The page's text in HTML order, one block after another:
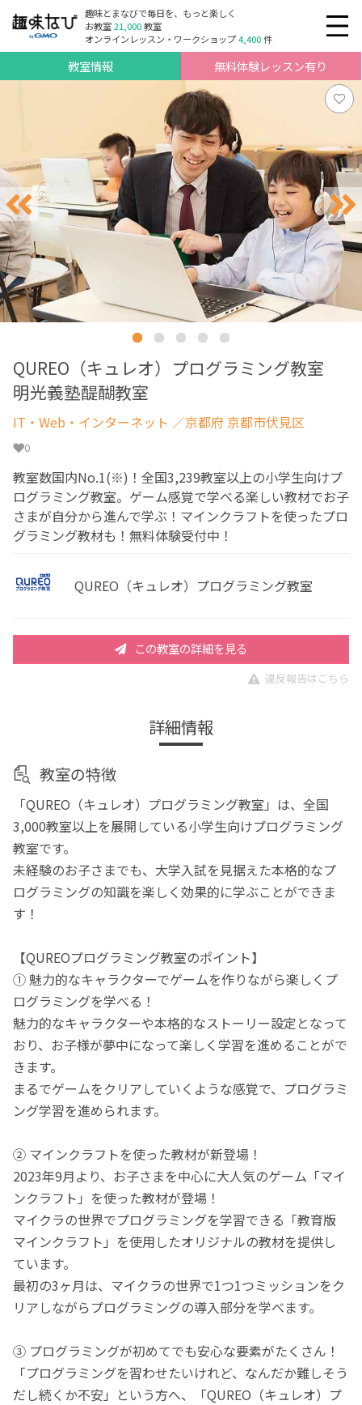
趣味とまなびで毎日を、もっと楽しく
お教室21,000教室
オンラインレッスン・ワークショップ4,400件
教室情報 無料体験レッスン有り
QUREO（キュレオ）プログラミング教室
明光義塾醍醐教室
IT・Web・インターネット ／京都府 京都市伏見区
0
教室数国内No.1(※)！全国3,239教室以上の小学生向けプ
ログラミング教室。ゲーム感覚で学べる楽しい教材でお子
さまが自分から進んで学ぶ！マインクラフトを使ったプロ
グラミング教材も！無料体験受付中！
QUREO（キュレオ）プログラミング教室
この教室の詳細を見る
違反報告はこちら
詳細情報
教室の特徴
「QUREO（キュレオ）プログラミング教室」は、全国
3,000教室以上を展開している小学生向けプログラミング
教室です。
未経験のお子さまでも、大学入試を見据えた本格的なプ
ログラミングの知識を楽しく効果的に学ぶことができま
す！
【QUREOプログラミング教室のポイント】
① 魅力的なキャラクターでゲームを作りながら楽しくプ
ログラミングを学べる！
魅力的なキャラクターや本格的なストーリー設定となって
おり、お子様が夢中になって楽しく学習を進めることがで
きます。
まるでゲームをクリアしていくような感覚で、プログラミ
ング学習を進められます。
② マインクラフトを使った教材が新登場！
2023年9月より、お子さまを中心に大人気のゲーム「マイ
ンクラフト」を使った教材が登場！
マイクラの世界でプログラミングを学習できる「教育版
マインクラフト」を使用したオリジナルの教材を提供し
ています。
最初の3ヶ月は、マイクラの世界で1つ1つミッションをク
リアしながらプログラミングの導入部分を学べます。
③ プログラミングが初めてでも安心な要素がたくさん！
「プログラミングを習わせたいけれど、なんだか難しそう
だし続くか不安」という方へ、「QUREO（キュレオ）プ